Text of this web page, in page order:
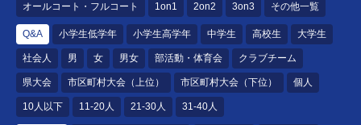
オールコート・フルコート 1on1 2on2 3on3 その他一覧
Q&A 小学生低学年 小学生高学年 中学生 高校生 大学生
社会人 男 女 男女 部活動・体育会 クラブチーム
県大会 市区町村大会（上位） 市区町村大会（下位） 個人
10人以下 11-20人 21-30人 31-40人